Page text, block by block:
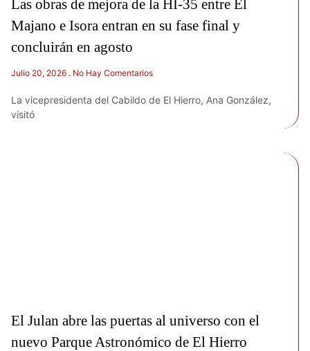
Las obras de mejora de la HI-35 entre El
Majano e Isora entran en su fase final y
concluirán en agosto
Julio 20, 2026 No Hay Comentarios
La vicepresidenta del Cabildo de El Hierro, Ana González,
visitó
El Julan abre las puertas al universo con el
nuevo Parque Astronómico de El Hierro